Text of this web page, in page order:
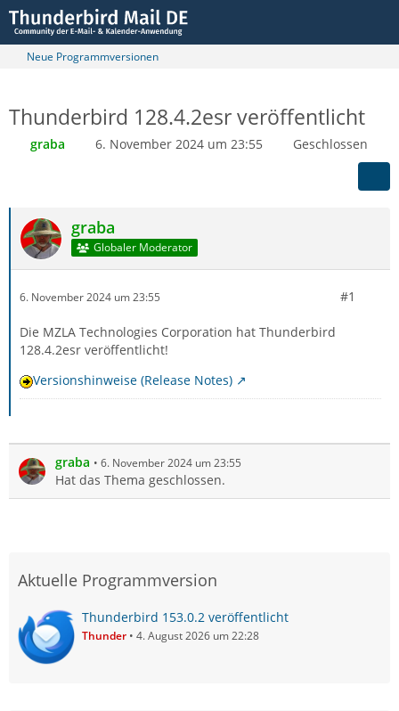
Neue Programmversionen
Thunderbird 128.4.2esr veröffentlicht
graba 6. November 2024 um 23:55 Geschlossen
graba
Globaler Moderator
6. November 2024 um 23:55 #1
Die MZLA Technologies Corporation hat Thunderbird
128.4.2esr veröffentlicht!
Versionshinweise (Release Notes)
graba 6. November 2024 um 23:55
Hat das Thema geschlossen.
Aktuelle Programmversion
Thunderbird 153.0.2 veröffentlicht
Thunder 4. August 2026 um 22:28